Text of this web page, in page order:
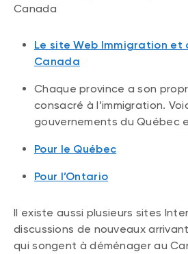
Canada
Le site Web Immigration et
Canada
Chaque province a son
consacré à l’immigration.
gouvernements du Québec
Pour le Québec
Pour l’Ontario
Il existe aussi plusieurs sites
discussions de nouveaux
qui songent à déménager au